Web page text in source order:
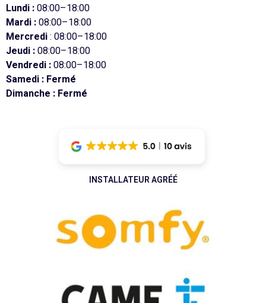
Lundi :08:00–18:00
Mardi :08:00–18:00
Mercredi: 08:00–18:00
Jeudi :08:00–18:00
Vendredi :08:00–18:00
Samedi : Fermé
Dimanche : Fermé
INSTALLATEUR AGRÉÉ